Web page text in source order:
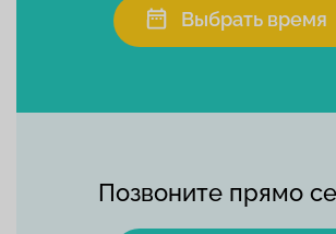
Позвоните прямо
Выбрать время